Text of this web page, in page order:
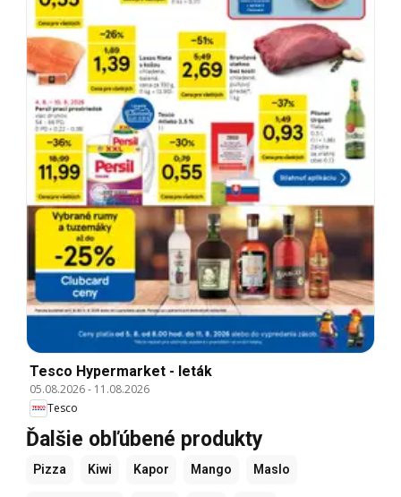
Tesco Hypermarket - leták
05.08.2026- 11.08.2026
Tesco
Ďalšie obľúbené produkty
Pizza Kiwi Kapor Mango Maslo